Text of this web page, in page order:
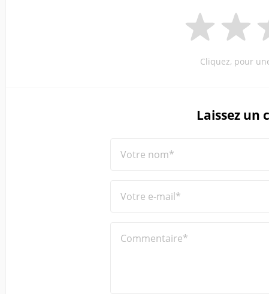
Cliquez, pour
Laissez un
Votre nom*
Votre e-mail*
Commentaire*